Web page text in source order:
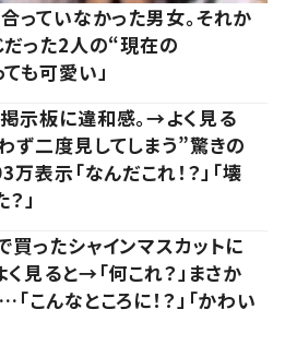
っていなかった男女。それか
った2人の“現在の
も可愛い」
示板に違和感。→よく見る
二度見してしまう”驚きの
表示「なんだこれ！？」「壊
」
買ったシャインマスカットに
く見ると→「何これ？」まさか
こんなところに！？」「かわい